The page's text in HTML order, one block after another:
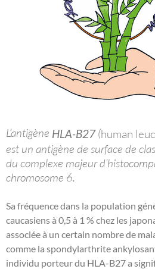
L’antigène HLA-B27(human
est un antigène de surface de
du complexe majeur
chromosome 6.
Sa fréquence dans la population
caucasiens à 0,5 à 1 % chez les
associée à un certain nombre de
comme la spondylarthrite
individu porteur du HLA-B27 a